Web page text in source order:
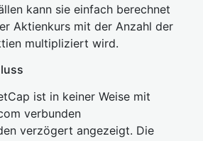
kann sie einfach berechnet
Aktienkurs mit der Anzahl der
multipliziert wird.
ist in keiner Weise mit
verbunden
verzögert angezeigt. Die